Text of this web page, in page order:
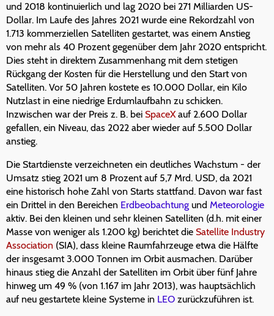
und 2018 kontinuierlich und lag 2020 bei 271 Milliarden US-
Dollar. Im Laufe des Jahres 2021 wurde eine Rekordzahl von
1.713 kommerziellen Satelliten gestartet, was einem Anstieg
von mehr als 40 Prozent gegenüber dem Jahr 2020 entspricht.
Dies steht in direktem Zusammenhang mit dem stetigen
Rückgang der Kosten für die Herstellung und den Start von
Satelliten. Vor 50 Jahren kostete es 10.000 Dollar, ein Kilo
Nutzlast in eine niedrige Erdumlaufbahn zu schicken.
Inzwischen war der Preis z. B. bei SpaceXauf 2.600 Dollar
gefallen, ein Niveau, das 2022 aber wieder auf 5.500 Dollar
anstieg.
Die Startdienste verzeichneten ein deutliches Wachstum - der
Umsatz stieg 2021 um 8 Prozent auf 5,7 Mrd. USD, da 2021
eine historisch hohe Zahl von Starts stattfand. Davon war fast
ein Drittel in den Bereichen Erdbeobachtung und Meteorologie
aktiv. Bei den kleinen und sehr kleinen Satelliten (d.h. mit einer
Masse von weniger als 1.200 kg) berichtet die Satellite Industry
Association (SIA), dass kleine Raumfahrzeuge etwa die Hälfte
der insgesamt 3.000 Tonnen im Orbit ausmachen. Darüber
hinaus stieg die Anzahl der Satelliten im Orbit über fünf Jahre
hinweg um 49 % (von 1.167 im Jahr 2013), was hauptsächlich
auf neu gestartete kleine Systeme in LEO zurückzuführen ist.